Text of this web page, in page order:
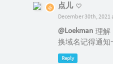
点儿
December 30th, 2021
@Loekman 理解
换域名记得通知
Reply